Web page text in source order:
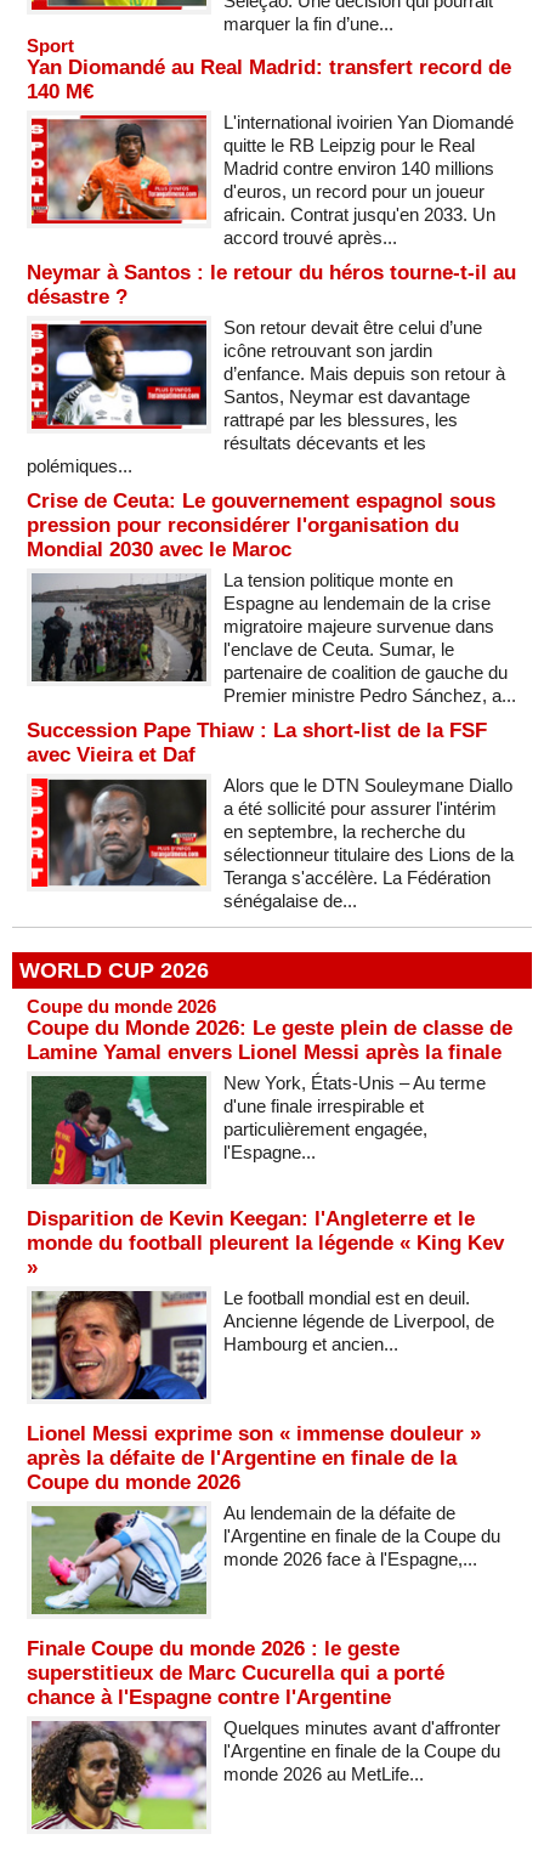
marquer la fin d’une...
Sport
Yan Diomandé au Real Madrid: transfert record de
140 M€
L'international ivoirien Yan Diomandé
quitte le RB Leipzig pour le Real
Madrid contre environ 140 millions
d'euros, un record pour un joueur
africain. Contrat jusqu'en 2033. Un
accord trouvé après...
Neymar à Santos : le retour du héros tourne-t-il au
désastre ?
Son retour devait être celui d’une
icône retrouvant son jardin
d’enfance. Mais depuis son retour à
Santos, Neymar est davantage
rattrapé par les blessures, les
résultats décevants et les
polémiques...
Crise de Ceuta: Le gouvernement espagnol sous
pression pour reconsidérer l'organisation du
Mondial 2030 avec le Maroc
La tension politique monte en
Espagne au lendemain de la crise
migratoire majeure survenue dans
l'enclave de Ceuta. Sumar, le
partenaire de coalition de gauche du
Premier ministre Pedro Sánchez, a...
Succession Pape Thiaw : La short-list de la FSF
avec Vieira et Daf
Alors que le DTN Souleymane Diallo
a été sollicité pour assurer l'intérim
en septembre, la recherche du
sélectionneur titulaire des Lions de la
Teranga s'accélère. La Fédération
sénégalaise de...
WORLD CUP 2026
Coupe du monde 2026
Coupe du Monde 2026: Le geste plein de classe de
Lamine Yamal envers Lionel Messi après la finale
New York, États-Unis – Au terme
d'une finale irrespirable et
particulièrement engagée,
l'Espagne...
Disparition de Kevin Keegan: l'Angleterre et le
monde du football pleurent la légende « King Kev
»
Le football mondial est en deuil.
Ancienne légende de Liverpool, de
Hambourg et ancien...
Lionel Messi exprime son « immense douleur »
après la défaite de l'Argentine en finale de la
Coupe du monde 2026
Au lendemain de la défaite de
l'Argentine en finale de la Coupe du
monde 2026 face à l'Espagne,...
Finale Coupe du monde 2026 : le geste
superstitieux de Marc Cucurella qui a porté
chance à l'Espagne contre l'Argentine
Quelques minutes avant d'affronter
l'Argentine en finale de la Coupe du
monde 2026 au MetLife...